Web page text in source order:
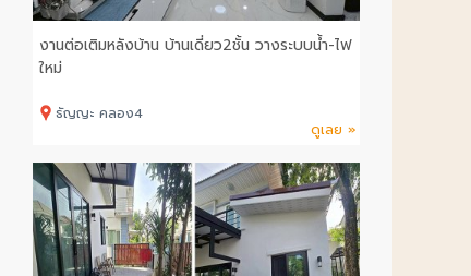
งานต่อเติมหลังบ้าน บ้านเดี่ยว2ชั้น วางระบบน้ำ-ไฟ
ใหม่
ธัญญะ คลอง4
ดูเลย »